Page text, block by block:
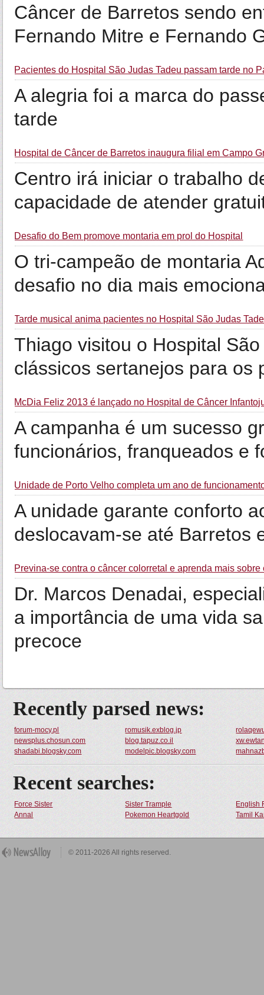
Câncer de Barretos sendo
Fernando Mitre e Fernando
Pacientes do Hospital São Judas Tadeu passam tarde no
A alegria foi a marca do
tarde
Hospital de Câncer de Barretos inaugura filial em Campo
Centro irá iniciar o trabalho
capacidade de atender
Desafio do Bem promove montaria em prol do Hospital
O tri-campeão de montaria
desafio no dia mais
Tarde musical anima pacientes no Hospital São Judas
Thiago visitou o Hospital
clássicos sertanejos para os
McDia Feliz 2013 é lançado no Hospital de Câncer
A campanha é um sucesso
funcionários, franqueados e
Unidade de Porto Velho completa um ano de
A unidade garante conforto
deslocavam-se até Barretos
Previna-se contra o câncer colorretal e aprenda mais sobre
Dr. Marcos Denadai,
a importância de uma vida
precoce
Recently parsed news:
forum-mocy.pl romusik.exblog.jp
newsplus.chosun.com
blog.tapuz.co.il
shadabi.blogsky.com
modelpic.blogsky.com
Recent searches:
Force Sister Sister Trample
English
Annal
Pokemon Heartgold Tamil
© 2011-2026 All rights reserved.